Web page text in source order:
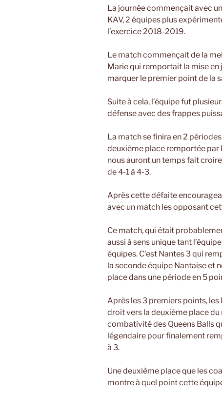
La journée commençait avec
KAV, 2 équipes plus
l’exercice 2018-2019.
Le match commençait de la
Marie qui remportait la mise en
marquer le premier point de la
Suite à cela, l’équipe fut
défense avec des frappes
La match se finira en 2
deuxième place remportée par
nous auront un temps fait
de 4-1 à 4-3.
Après cette défaite
avec un match les opposant
Ce match, qui était
aussi à sens unique tant
équipes. C’est Nantes 3 qui
la seconde équipe Nantaise et
place dans une période en 5
Après les 3 premiers points,
droit vers la deuxième place du
combativité des Queens Balls
légendaire pour finalement
à 3.
Une deuxième place que les
montre à quel point cette